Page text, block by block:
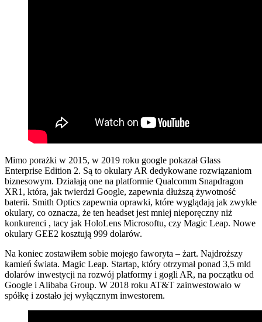
Mimo porażki w 2015, w 2019 roku google pokazał Glass
Enterprise Edition 2. Są to okulary AR dedykowane rozwiązaniom
biznesowym. Działają one na platformie Qualcomm Snapdragon
XR1, która, jak twierdzi Google, zapewnia dłuższą żywotność
baterii. Smith Optics zapewnia oprawki, które wyglądają jak zwykłe
okulary, co oznacza, że ten headset jest mniej nieporęczny niż
konkurenci , tacy jak HoloLens Microsoftu, czy Magic Leap. Nowe
okulary GEE2 kosztują 999 dolarów.
Na koniec zostawiłem sobie mojego faworyta – żart. Najdroższy
kamień świata. Magic Leap. Startap, który otrzymał ponad 3,5 mld
dolarów inwestycji na rozwój platformy i gogli AR, na początku od
Google i Alibaba Group. W 2018 roku AT&T zainwestowało w
spółkę i zostało jej wyłącznym inwestorem.